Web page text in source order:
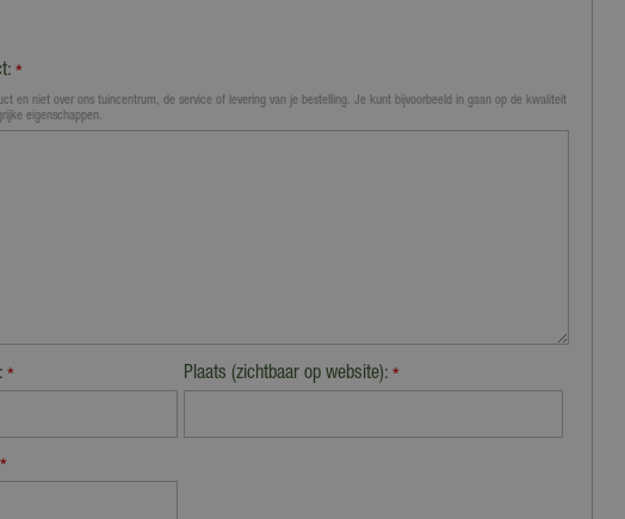
*
en niet over ons tuincentrum, de service of levering van je bestelling. Je kunt bijvoorbeeld in gaan op de kwaliteit
eigenschappen.
* Plaats (zichtbaar op website):*
*